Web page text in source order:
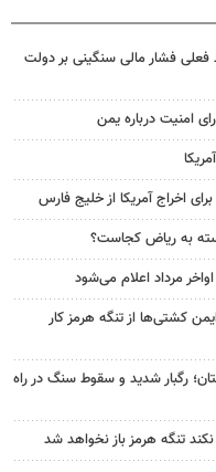
فشار مالی سنگینی بر دولت
امنیت درباره یمن
اخراج آمریکا از خلیج فارس
به ریاض کجاست؟
کشتی‌ها از تنگه هرمز کار
نارنجی هواشناسی برای ۴ استان؛ رگبار شدید و سقوط سنگ در راه
تنگه هرمز باز نخواهد شد